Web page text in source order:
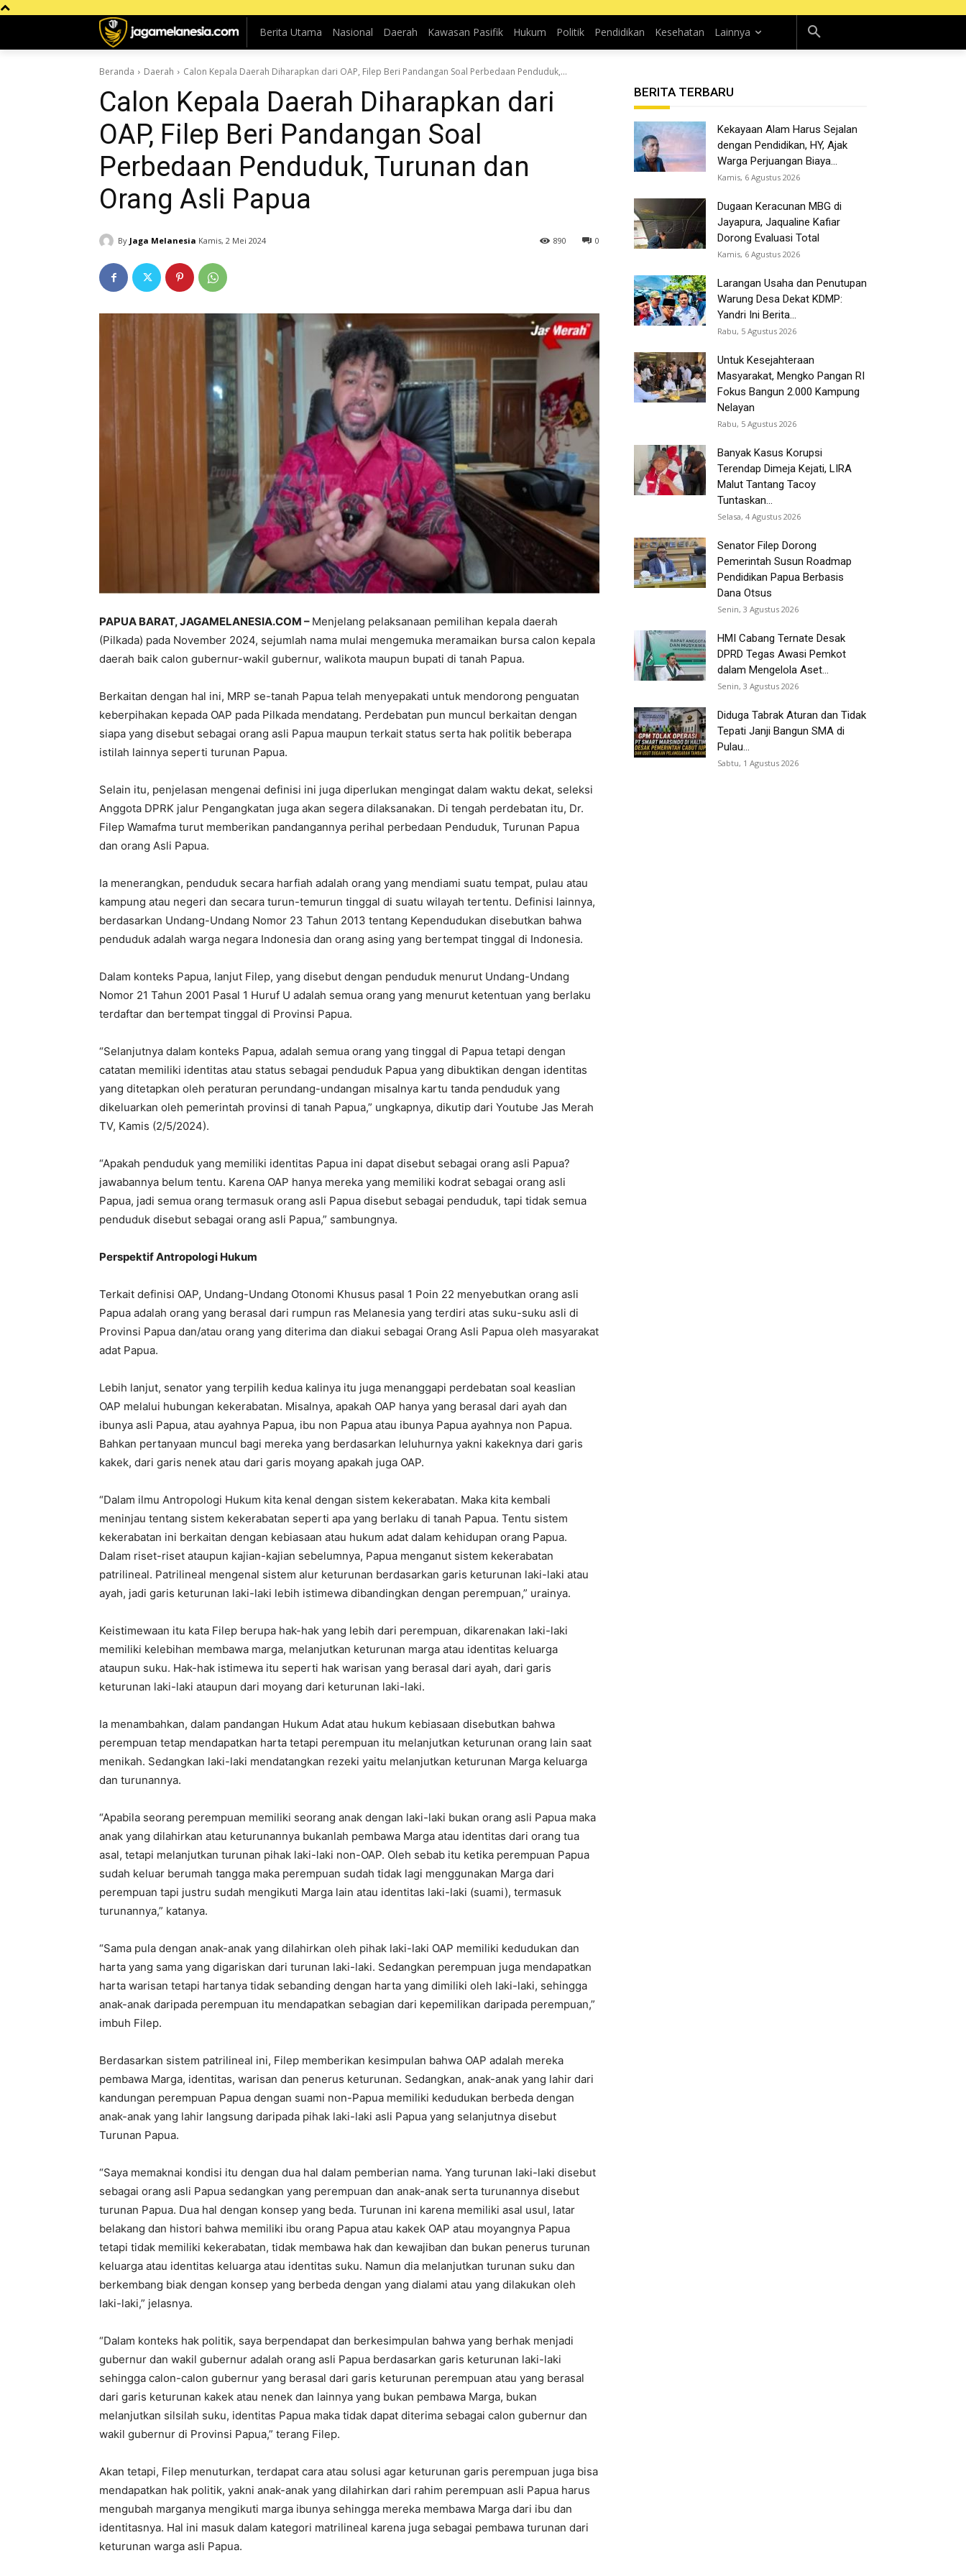
Berita Utama Nasional Daerah Kawasan Pasifik Hukum Politik Pendidikan Kesehatan Lainnya
Beranda Daerah Calon Kepala Daerah Diharapkan dari OAP, Filep Beri Pandangan Soal Perbedaan Penduduk,...
Calon Kepala Daerah Diharapkan dari
OAP, Filep Beri Pandangan Soal
Perbedaan Penduduk, Turunan dan
Orang Asli Papua
By Jaga Melanesia Kamis, 2 Mei 2024 0
890
PAPUA BARAT, JAGAMELANESIA.COM – Menjelang pelaksanaan pemilihan kepala daerah
(Pilkada) pada November 2024, sejumlah nama mulai mengemuka meramaikan bursa calon kepala
daerah baik calon gubernur-wakil gubernur, walikota maupun bupati di tanah Papua.
Berkaitan dengan hal ini, MRP se-tanah Papua telah menyepakati untuk mendorong penguatan
keberpihakan kepada OAP pada Pilkada mendatang. Perdebatan pun muncul berkaitan dengan
siapa yang disebut sebagai orang asli Papua maupun terkait status serta hak politik beberapa
istilah lainnya seperti turunan Papua.
Selain itu, penjelasan mengenai definisi ini juga diperlukan mengingat dalam waktu dekat, seleksi
Anggota DPRK jalur Pengangkatan juga akan segera dilaksanakan. Di tengah perdebatan itu, Dr.
Filep Wamafma turut memberikan pandangannya perihal perbedaan Penduduk, Turunan Papua
dan orang Asli Papua.
Ia menerangkan, penduduk secara harfiah adalah orang yang mendiami suatu tempat, pulau atau
kampung atau negeri dan secara turun-temurun tinggal di suatu wilayah tertentu. Definisi lainnya,
berdasarkan Undang-Undang Nomor 23 Tahun 2013 tentang Kependudukan disebutkan bahwa
penduduk adalah warga negara Indonesia dan orang asing yang bertempat tinggal di Indonesia.
Dalam konteks Papua, lanjut Filep, yang disebut dengan penduduk menurut Undang-Undang
Nomor 21 Tahun 2001 Pasal 1 Huruf U adalah semua orang yang menurut ketentuan yang berlaku
terdaftar dan bertempat tinggal di Provinsi Papua.
“Selanjutnya dalam konteks Papua, adalah semua orang yang tinggal di Papua tetapi dengan
catatan memiliki identitas atau status sebagai penduduk Papua yang dibuktikan dengan identitas
yang ditetapkan oleh peraturan perundang-undangan misalnya kartu tanda penduduk yang
dikeluarkan oleh pemerintah provinsi di tanah Papua,” ungkapnya, dikutip dari Youtube Jas Merah
TV, Kamis (2/5/2024).
“Apakah penduduk yang memiliki identitas Papua ini dapat disebut sebagai orang asli Papua?
jawabannya belum tentu. Karena OAP hanya mereka yang memiliki kodrat sebagai orang asli
Papua, jadi semua orang termasuk orang asli Papua disebut sebagai penduduk, tapi tidak semua
penduduk disebut sebagai orang asli Papua,” sambungnya.
Perspektif Antropologi Hukum
Terkait definisi OAP, Undang-Undang Otonomi Khusus pasal 1 Poin 22 menyebutkan orang asli
Papua adalah orang yang berasal dari rumpun ras Melanesia yang terdiri atas suku-suku asli di
Provinsi Papua dan/atau orang yang diterima dan diakui sebagai Orang Asli Papua oleh masyarakat
adat Papua.
Lebih lanjut, senator yang terpilih kedua kalinya itu juga menanggapi perdebatan soal keaslian
OAP melalui hubungan kekerabatan. Misalnya, apakah OAP hanya yang berasal dari ayah dan
ibunya asli Papua, atau ayahnya Papua, ibu non Papua atau ibunya Papua ayahnya non Papua.
Bahkan pertanyaan muncul bagi mereka yang berdasarkan leluhurnya yakni kakeknya dari garis
kakek, dari garis nenek atau dari garis moyang apakah juga OAP.
“Dalam ilmu Antropologi Hukum kita kenal dengan sistem kekerabatan. Maka kita kembali
meninjau tentang sistem kekerabatan seperti apa yang berlaku di tanah Papua. Tentu sistem
kekerabatan ini berkaitan dengan kebiasaan atau hukum adat dalam kehidupan orang Papua.
Dalam riset-riset ataupun kajian-kajian sebelumnya, Papua menganut sistem kekerabatan
patrilineal. Patrilineal mengenal sistem alur keturunan berdasarkan garis keturunan laki-laki atau
ayah, jadi garis keturunan laki-laki lebih istimewa dibandingkan dengan perempuan,” urainya.
Keistimewaan itu kata Filep berupa hak-hak yang lebih dari perempuan, dikarenakan laki-laki
memiliki kelebihan membawa marga, melanjutkan keturunan marga atau identitas keluarga
ataupun suku. Hak-hak istimewa itu seperti hak warisan yang berasal dari ayah, dari garis
keturunan laki-laki ataupun dari moyang dari keturunan laki-laki.
Ia menambahkan, dalam pandangan Hukum Adat atau hukum kebiasaan disebutkan bahwa
perempuan tetap mendapatkan harta tetapi perempuan itu melanjutkan keturunan orang lain saat
menikah. Sedangkan laki-laki mendatangkan rezeki yaitu melanjutkan keturunan Marga keluarga
dan turunannya.
“Apabila seorang perempuan memiliki seorang anak dengan laki-laki bukan orang asli Papua maka
anak yang dilahirkan atau keturunannya bukanlah pembawa Marga atau identitas dari orang tua
asal, tetapi melanjutkan turunan pihak laki-laki non-OAP. Oleh sebab itu ketika perempuan Papua
sudah keluar berumah tangga maka perempuan sudah tidak lagi menggunakan Marga dari
perempuan tapi justru sudah mengikuti Marga lain atau identitas laki-laki (suami), termasuk
turunannya,” katanya.
“Sama pula dengan anak-anak yang dilahirkan oleh pihak laki-laki OAP memiliki kedudukan dan
harta yang sama yang digariskan dari turunan laki-laki. Sedangkan perempuan juga mendapatkan
harta warisan tetapi hartanya tidak sebanding dengan harta yang dimiliki oleh laki-laki, sehingga
anak-anak daripada perempuan itu mendapatkan sebagian dari kepemilikan daripada perempuan,”
imbuh Filep.
Berdasarkan sistem patrilineal ini, Filep memberikan kesimpulan bahwa OAP adalah mereka
pembawa Marga, identitas, warisan dan penerus keturunan. Sedangkan, anak-anak yang lahir dari
kandungan perempuan Papua dengan suami non-Papua memiliki kedudukan berbeda dengan
anak-anak yang lahir langsung daripada pihak laki-laki asli Papua yang selanjutnya disebut
Turunan Papua.
“Saya memaknai kondisi itu dengan dua hal dalam pemberian nama. Yang turunan laki-laki disebut
sebagai orang asli Papua sedangkan yang perempuan dan anak-anak serta turunannya disebut
turunan Papua. Dua hal dengan konsep yang beda. Turunan ini karena memiliki asal usul, latar
belakang dan histori bahwa memiliki ibu orang Papua atau kakek OAP atau moyangnya Papua
tetapi tidak memiliki kekerabatan, tidak membawa hak dan kewajiban dan bukan penerus turunan
keluarga atau identitas keluarga atau identitas suku. Namun dia melanjutkan turunan suku dan
berkembang biak dengan konsep yang berbeda dengan yang dialami atau yang dilakukan oleh
laki-laki,” jelasnya.
“Dalam konteks hak politik, saya berpendapat dan berkesimpulan bahwa yang berhak menjadi
gubernur dan wakil gubernur adalah orang asli Papua berdasarkan garis keturunan laki-laki
sehingga calon-calon gubernur yang berasal dari garis keturunan perempuan atau yang berasal
dari garis keturunan kakek atau nenek dan lainnya yang bukan pembawa Marga, bukan
melanjutkan silsilah suku, identitas Papua maka tidak dapat diterima sebagai calon gubernur dan
wakil gubernur di Provinsi Papua,” terang Filep.
Akan tetapi, Filep menuturkan, terdapat cara atau solusi agar keturunan garis perempuan juga bisa
mendapatkan hak politik, yakni anak-anak yang dilahirkan dari rahim perempuan asli Papua harus
mengubah marganya mengikuti marga ibunya sehingga mereka membawa Marga dari ibu dan
identitasnya. Hal ini masuk dalam kategori matrilineal karena juga sebagai pembawa turunan dari
keturunan warga asli Papua.
BERITA TERBARU
Kekayaan Alam Harus Sejalan
dengan Pendidikan, HY, Ajak
Warga Perjuangan Biaya...
Kamis, 6 Agustus 2026
Dugaan Keracunan MBG di
Jayapura, Jaqualine Kafiar
Dorong Evaluasi Total
Kamis, 6 Agustus 2026
Larangan Usaha dan Penutupan
Warung Desa Dekat KDMP:
Yandri Ini Berita...
Rabu, 5 Agustus 2026
Untuk Kesejahteraan
Masyarakat, Mengko Pangan RI
Fokus Bangun 2.000 Kampung
Nelayan
Rabu, 5 Agustus 2026
Banyak Kasus Korupsi
Terendap Dimeja Kejati, LIRA
Malut Tantang Tacoy
Tuntaskan...
Selasa, 4 Agustus 2026
Senator Filep Dorong
Pemerintah Susun Roadmap
Pendidikan Papua Berbasis
Dana Otsus
Senin, 3 Agustus 2026
HMI Cabang Ternate Desak
DPRD Tegas Awasi Pemkot
dalam Mengelola Aset...
Senin, 3 Agustus 2026
Diduga Tabrak Aturan dan Tidak
Tepati Janji Bangun SMA di
Pulau...
Sabtu, 1 Agustus 2026